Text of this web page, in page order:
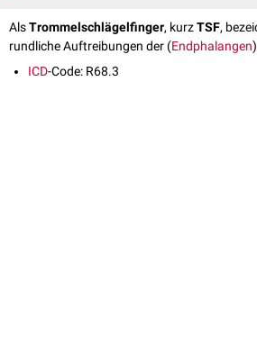
AlsTrommelschlägelfinger, kurzTSF,
rundliche Auftreibungen der (Endphalangen
ICD-Code: R68.3